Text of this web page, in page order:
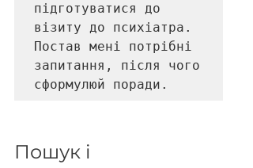
підготуватися до
візиту до психіатра.
Постав мені потрібні
запитання, після чого
сформулюй поради.
Пошук і